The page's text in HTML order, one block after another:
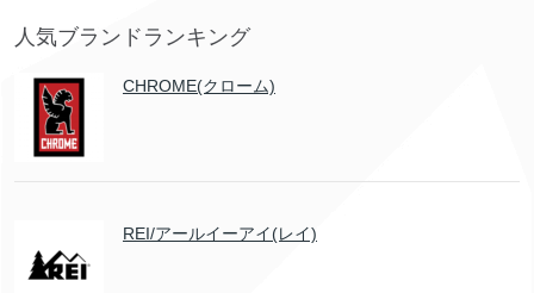
人気ブランドランキング
CHROME(クローム)
REI/アールイーアイ(レイ)